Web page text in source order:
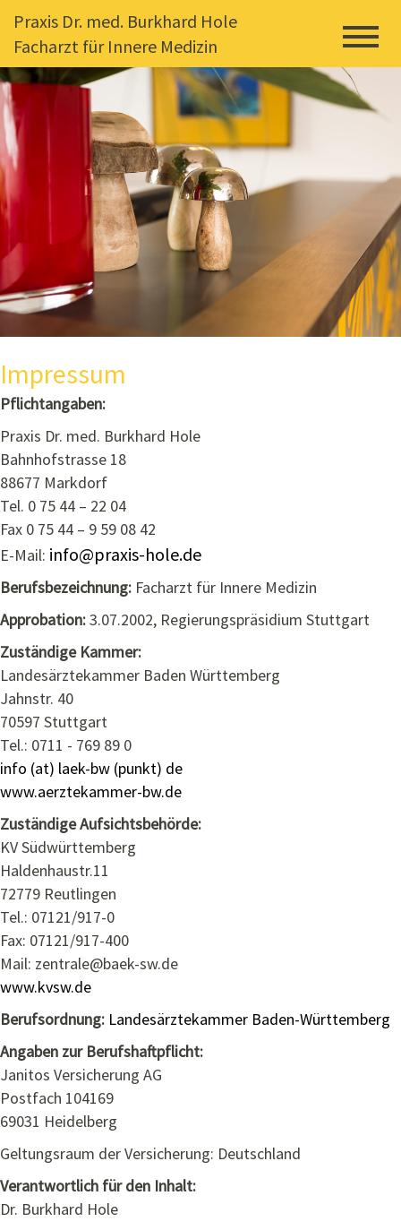
Praxis Dr. med. Burkhard Hole
Facharzt für Innere Medizin
Impressum
Pflichtangaben:
Praxis Dr. med. Burkhard Hole
Bahnhofstrasse 18
88677 Markdorf
Tel. 0 75 44 – 22 04
Fax 0 75 44 – 9 59 08 42
E-Mail: info@praxis-hole.de
Berufsbezeichnung: Facharzt für Innere Medizin
Approbation:3.07.2002, Regierungspräsidium Stuttgart
Zuständige Kammer:
Landesärztekammer Baden Württemberg
Jahnstr. 40
70597 Stuttgart
Tel.: 0711 - 769 89 0
info (at) laek-bw (punkt) de
www.aerztekammer-bw.de
Zuständige Aufsichtsbehörde:
KV Südwürttemberg
Haldenhaustr.11
72779 Reutlingen
Tel.: 07121/917-0
Fax: 07121/917-400
Mail: zentrale@baek-sw.de
www.kvsw.de
Berufsordnung: Landesärztekammer Baden-Württemberg
Angaben zur Berufshaftpflicht:
Janitos Versicherung AG
Postfach 104169
69031 Heidelberg
Geltungsraum der Versicherung: Deutschland
Verantwortlich für den Inhalt:
Dr. Burkhard Hole